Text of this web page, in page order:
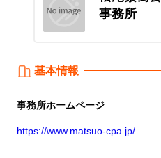
事務所
基本情報
事務所ホームページ
https://www.matsuo-cpa.jp/